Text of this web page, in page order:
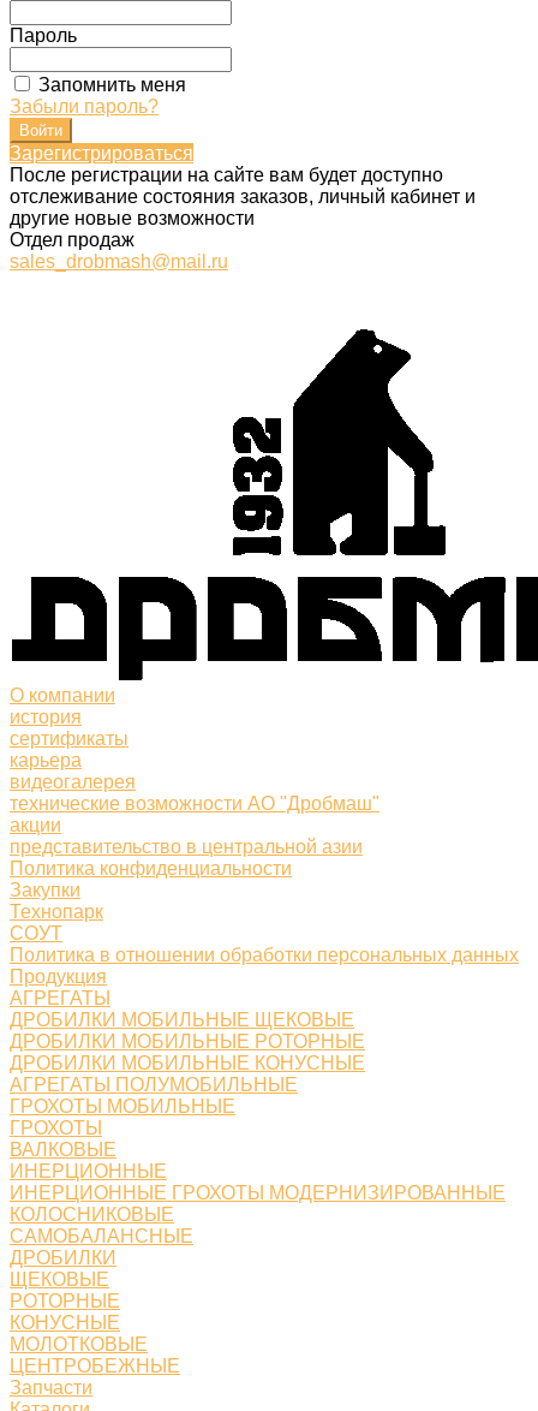
Пароль
Запомнить меня
Забыли пароль?
Зарегистрироваться
После регистрации на сайте вам будет доступно
отслеживание состояния заказов, личный кабинет и
другие новые возможности
Отдел продаж
sales_drobmash@mail.ru
О компании
история
сертификаты
карьера
видеогалерея
технические возможности АО "Дробмаш"
акции
представительство в центральной азии
Политика конфиденциальности
Закупки
Технопарк
СОУТ
Политика в отношении обработки персональных данных
Продукция
АГРЕГАТЫ
ДРОБИЛКИ МОБИЛЬНЫЕ ЩЕКОВЫЕ
ДРОБИЛКИ МОБИЛЬНЫЕ РОТОРНЫЕ
ДРОБИЛКИ МОБИЛЬНЫЕ КОНУСНЫЕ
АГРЕГАТЫ ПОЛУМОБИЛЬНЫЕ
ГРОХОТЫ МОБИЛЬНЫЕ
ГРОХОТЫ
ВАЛКОВЫЕ
ИНЕРЦИОННЫЕ
ИНЕРЦИОННЫЕ ГРОХОТЫ МОДЕРНИЗИРОВАННЫЕ
КОЛОСНИКОВЫЕ
САМОБАЛАНСНЫЕ
ДРОБИЛКИ
ЩЕКОВЫЕ
РОТОРНЫЕ
КОНУСНЫЕ
МОЛОТКОВЫЕ
ЦЕНТРОБЕЖНЫЕ
Запчасти